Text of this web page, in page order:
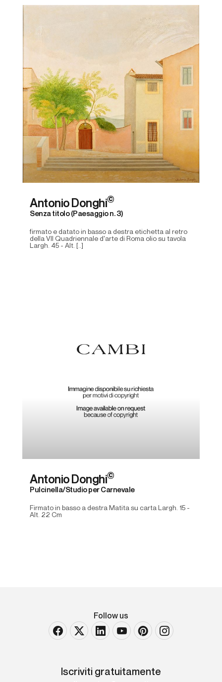
Antonio Donghi©
Senza titolo (Paesaggio n. 3)
firmato e datato in basso a destra etichetta al retro
della VII Quadriennale d'arte di Roma olio su tavola
Largh. 45 - Alt. [..]
Antonio Donghi©
Pulcinella/Studio per Carnevale
Firmato in basso a destra Matita su carta Largh. 15 -
Alt. 22 Cm
Follow us
Iscriviti gratuitamente